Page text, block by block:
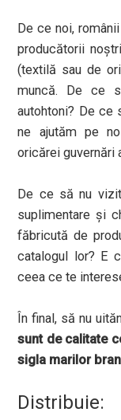
De ce noi,
producătorii
(textilă sau de
muncă. De ce
autohtoni? De ce
ne ajutăm pe
oricărei guvernări
De ce să nu
suplimentare şi
făbricută de
catalogul lor? E
ceea ce te
În final, să nu
sunt de calitate
sigla marilor
Distribuie: